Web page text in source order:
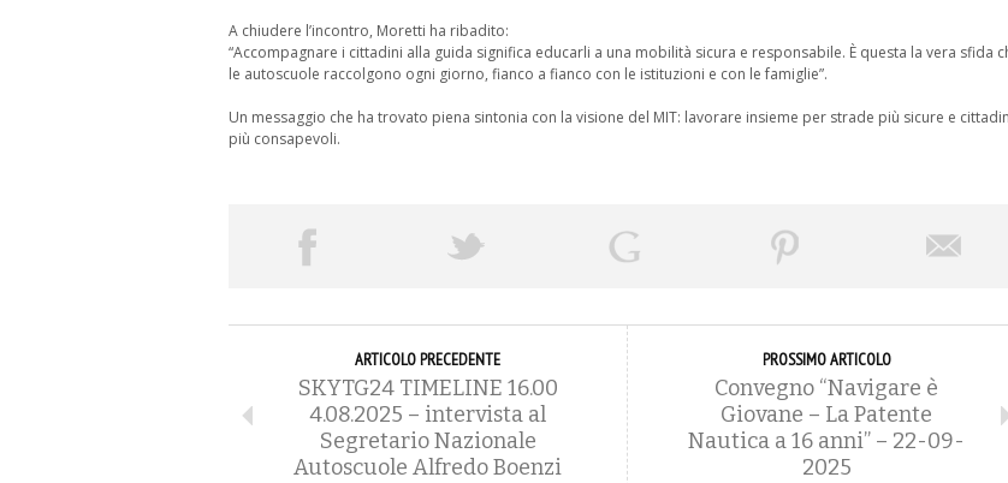
A chiudere l’incontro, Moretti ha ribadito:
“Accompagnare i cittadini alla guida significa educarli a una mobilità sicura e responsabile. È questa la vera sfida
le autoscuole raccolgono ogni giorno, fianco a fianco con le istituzioni e con le famiglie”.
Un messaggio che ha trovato piena sintonia con la visione del MIT: lavorare insieme per strade più sicure e
più consapevoli.
ARTICOLO PRECEDENTE
SKYTG24 TIMELINE 16.00
4.08.2025 – intervista al
Segretario Nazionale
Autoscuole Alfredo Boenzi
PROSSIMO ARTICOLO
Convegno “Navigare è
Giovane – La Patente
Nautica a 16 anni” – 22-09-
2025